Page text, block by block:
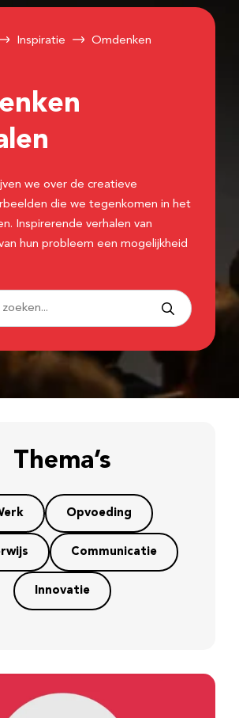
Inspiratie
Omdenken
we over de creatieve
die we tegenkomen in het
Inspirerende verhalen van
hun probleem een mogelijkheid
Thema’s
Opvoeding
Communicatie
Innovatie